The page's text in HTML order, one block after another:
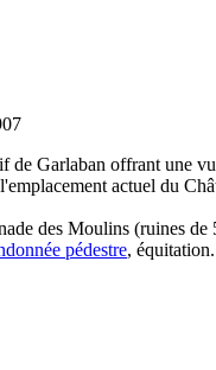
de Garlaban offrant une
actuel du
des Moulins (ruines
pédestre, équitation.